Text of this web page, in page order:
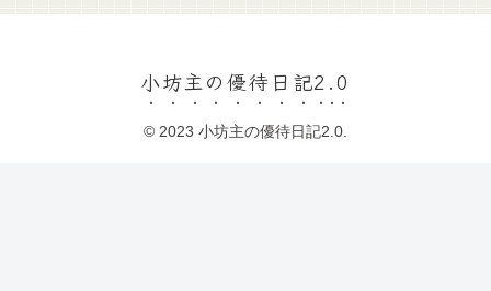
小坊主の優待日記2.0
© 2023 小坊主の優待日記2.0.